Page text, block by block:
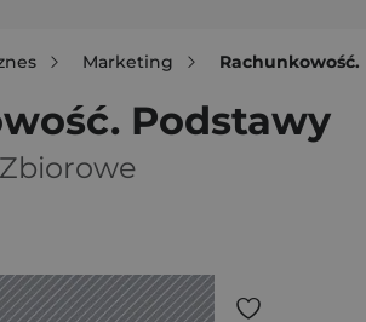
Marketing Rachunkowość.
Podstawy